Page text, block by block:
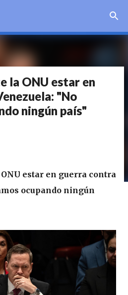
la ONU estar en
"No
ningún país"
estar en guerra contra
ocupando ningún